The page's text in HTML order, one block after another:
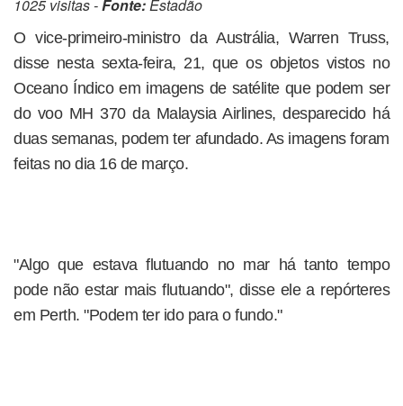
1025 visitas -Fonte:Estadão
O vice-primeiro-ministro da Austrália, Warren Truss,
disse nesta sexta-feira, 21, que os objetos vistos no
Oceano Índico em imagens de satélite que podem ser
do voo MH 370 da Malaysia Airlines, desparecido há
duas semanas, podem ter afundado. As imagens foram
feitas no dia 16 de março.
"Algo que estava flutuando no mar há tanto tempo
pode não estar mais flutuando", disse ele a repórteres
em Perth. "Podem ter ido para o fundo."